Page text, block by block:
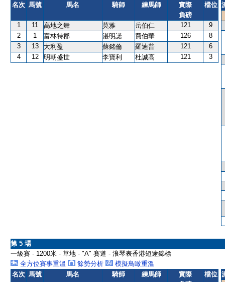
名次 馬號 馬名 騎師 練馬師
實際
負磅
檔位
1 11 高地之舞 莫雅 岳伯仁 121
9
2
1 富林特郡 湛明諾 費伯華 126
8
3
13 大利盈 蘇銘倫 羅迪普 121
6
4
12 明朝盛世 李寶利 杜誠高 121 3
第 5 場
一級賽 - 1200米 - 草地 - "A" 賽道 - 浪琴表香港短途錦標
全方位賽事重溫
餘勢分析
模擬鳥瞰重溫
名次 馬號 馬名 騎師 練馬師
實際
檔位